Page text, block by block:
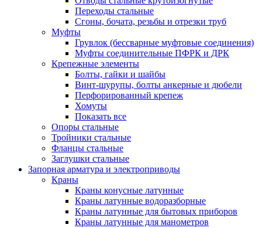
Переходы стальные
Сгоны, бочата, резьбы и отрезки труб
Муфты
Грувлок (бессварные муфтовые соединения)
Муфты соединительные ПФРК и ДРК
Крепежные элементы
Болты, гайки и шайбы
Винт-шурупы, болты анкерные и дюбели
Перфорированный крепеж
Хомуты
Показать все
Опоры стальные
Тройники стальные
Фланцы стальные
Заглушки стальные
Запорная арматура и электроприводы
Краны
Краны конусные латунные
Краны латунные водоразборные
Краны латунные для бытовых приборов
Краны латунные для манометров